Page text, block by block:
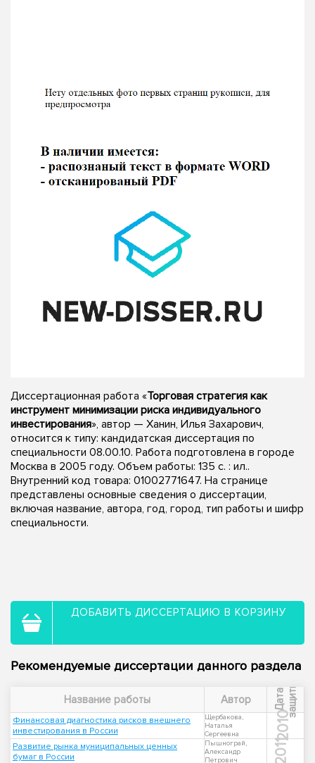
Диссертационная работа «Торговая стратегия как
инструмент минимизации риска индивидуального
инвестирования», автор — Ханин, Илья Захарович,
относится к типу: кандидатская диссертация по
специальности 08.00.10. Работа подготовлена в городе
Москва в 2005 году. Объем работы: 135 с. : ил..
Внутренний код товара: 01002771647. На странице
представлены основные сведения о диссертации,
включая название, автора, год, город, тип работы и шифр
специальности.
ДОБАВИТЬ ДИССЕРТАЦИЮ В КОРЗИНУ
Рекомендуемые диссертации данного раздела
Название работы Автор Д
а
т
а
з
а
щ
и
ты
Финансовая диагностика рисков внешнего
инвестирования в России
Щербакова,
Наталья
Сергеевна
2010
Развитие рынка муниципальных ценных
бумаг в России
Пышнограй,
Александр
Петрович
2011